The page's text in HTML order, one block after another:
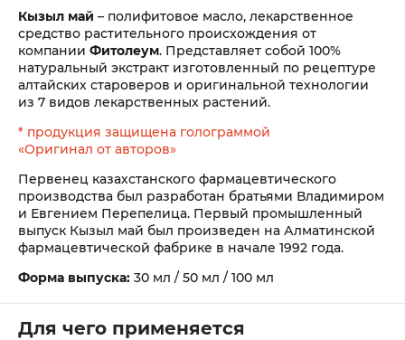
Кызыл май – полифитовое масло, лекарственное
средство растительного происхождения от
компании Фитолеум. Представляет собой 100%
натуральный экстракт изготовленный по рецептуре
алтайских староверов и оригинальной технологии
из 7 видов лекарственных растений.
* продукция защищена голограммой
«Оригинал от авторов»
Первенец казахстанского фармацевтического
производства был разработан братьями Владимиром
и Евгением Перепелица. Первый промышленный
выпуск Кызыл май был произведен на Алматинской
фармацевтической фабрике в начале 1992 года.
Форма выпуска: 30 мл / 50 мл / 100 мл
Для чего применяется